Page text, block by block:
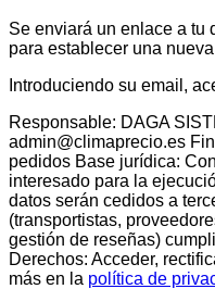
Se enviará un enlace a tu
para establecer una
Introduciendo su email,
Responsable: DAGA
admin@climaprecio.es
pedidos Base jurídica:
interesado para la
datos serán cedidos a
(transportistas,
gestión de reseñas)
Derechos: Acceder,
más en la política de